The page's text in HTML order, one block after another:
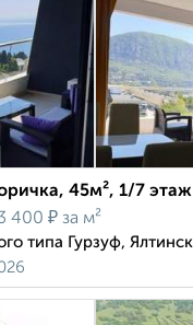
45м², 1/7 этаж
400 ₽ за м²
типа Гурзуф,